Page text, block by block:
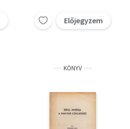
Előjegyzem
KÖNYV